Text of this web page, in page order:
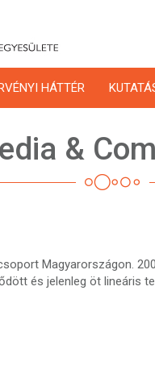
HÁTTÉR
&
Magyarországon.
és jelenleg öt lineáris